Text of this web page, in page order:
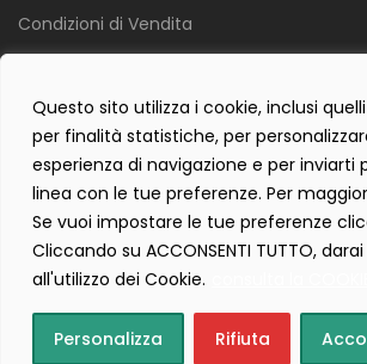
Questo sito utilizza i cookie, inclusi
per finalità statistiche, per
esperienza di navigazione e per inviarti
linea con le tue preferenze. Per
Se vuoi impostare le tue preferenze
Cliccando su ACCONSENTI TUTTO,
all'utilizzo dei Cookie.
Personalizza Rifiuta
Condizioni di Vendita
Privacy Policy
Cookie Policy
Contact Form Policy
Tecnostudio di Martellini